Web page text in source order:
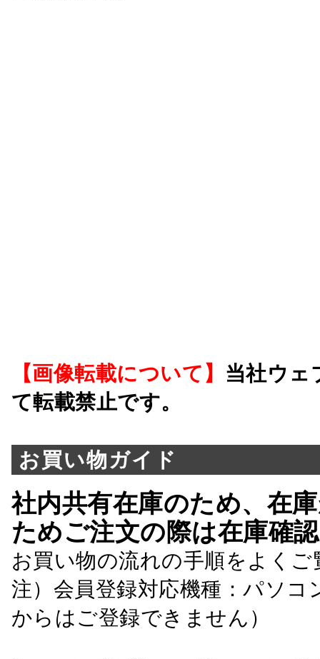
【画像転載について】 当社ウェ
て転載禁止です。
お買い物ガイド
社内共有在庫のため、在
ためご注文の際は在庫確
お買い物の流れの手順をよくご
注）会員登録対応機種：パソ
からはご登録できません）